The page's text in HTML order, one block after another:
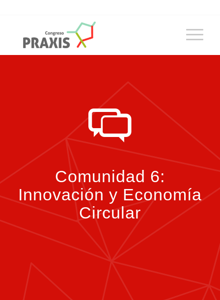
Comunidad 6:
Innovación y Economía
Circular